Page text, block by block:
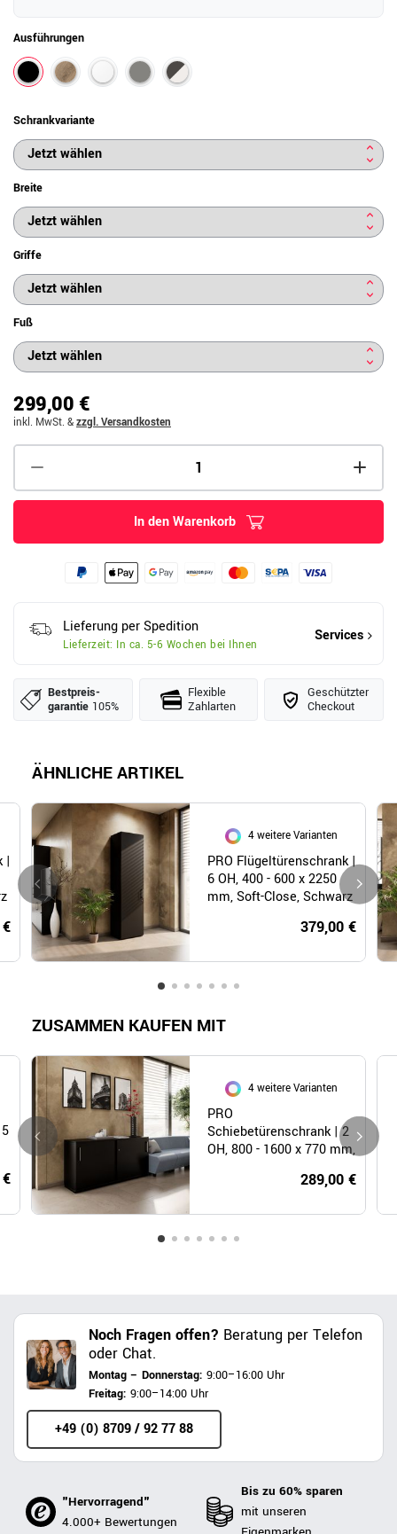
Ausführungen
Schrankvariante
Breite
Griffe
Fuß
299,00 €
inkl. MwSt. &zzgl. Versandkosten
In den Warenkorb
Lieferung per Spedition
Lieferzeit: In ca. 5-6 Wochen bei Ihnen
Services
Bestpreis­
garantie 105%
Flexible
Zahlarten
Geschützter
Checkout
ÄHNLICHE ARTIKEL
|
4 weitere Varianten
PRO Flügeltürenschrank |
6 OH, 400 - 600 x 2250
mm, Soft-Close, Schwarz
379,00 €
ZUSAMMEN KAUFEN MIT
4 weitere Varianten
PRO
Schiebetürenschrank | 2
OH, 800 - 1600 x 770 mm,
289,00 €
Noch Fragen offen? Beratung per Telefon
oder Chat.
Montag – Donnerstag: 9:00–16:00 Uhr
Freitag: 9:00–14:00 Uhr
+49 (0) 8709 / 92 77 88
"Hervorragend"
4.000+ Bewertungen
Bis zu 60% sparen
mit unseren